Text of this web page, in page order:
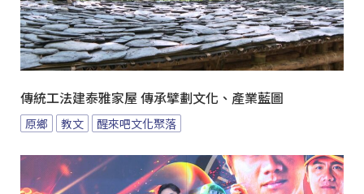
傳統工法建泰雅家屋 傳承擘劃文化、產業藍圖
原鄉 教文 醒來吧文化聚落